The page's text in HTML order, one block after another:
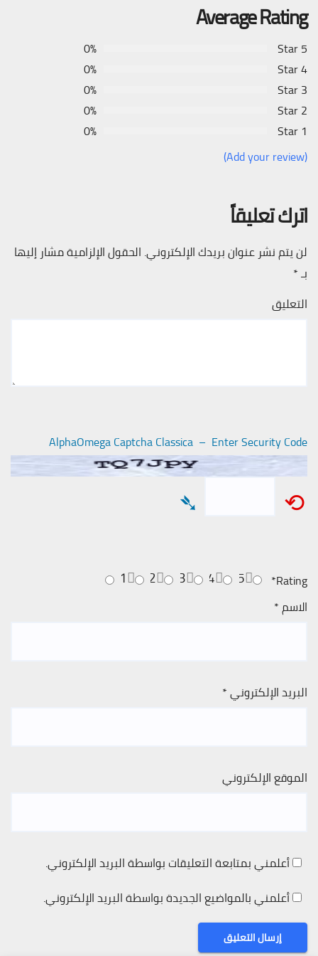
Average Rating
5 Star
0%
4 Star
0%
3 Star
0%
2 Star
0%
1 Star
0%
(Add your review)
اترك تعليقاً
لن يتم نشر عنوان بريدك الإلكتروني. الحقول الإلزامية مشار إليها
بـ*
التعليق
AlphaOmega Captcha Classica – Enter Security Code
⟲
➴
Rating
*
5
4
3
2
1
الاسم*
البريد الإلكتروني*
الموقع الإلكتروني
أعلمني بمتابعة التعليقات بواسطة البريد الإلكتروني.
أعلمني بالمواضيع الجديدة بواسطة البريد الإلكتروني.